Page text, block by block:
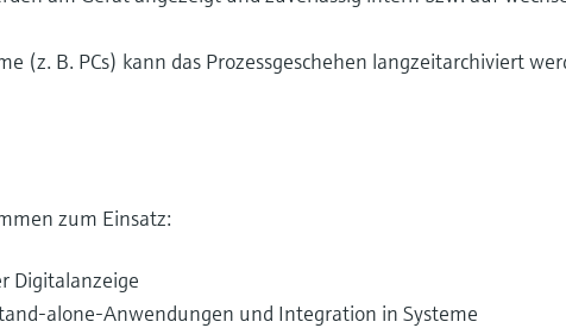
(z. B. PCs) kann das Prozessgeschehen langzeitarchiviert
zum Einsatz:
Digitalanzeige
alone-Anwendungen und Integration in Systeme